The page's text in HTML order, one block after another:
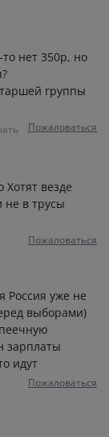
то нет 350р, но
группы
Пожаловаться
Хотят везде
не в трусы
Пожаловаться
Россия уже не
выборами)
зарплаты
идут
Пожаловаться